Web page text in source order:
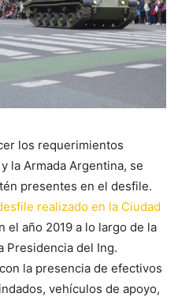
los requerimientos
la Armada Argentina, se
presentes en el desfile.
realizado en la Ciudad
el año 2019 a lo largo de la
Presidencia del Ing.
la presencia de efectivos
vehículos de apoyo,